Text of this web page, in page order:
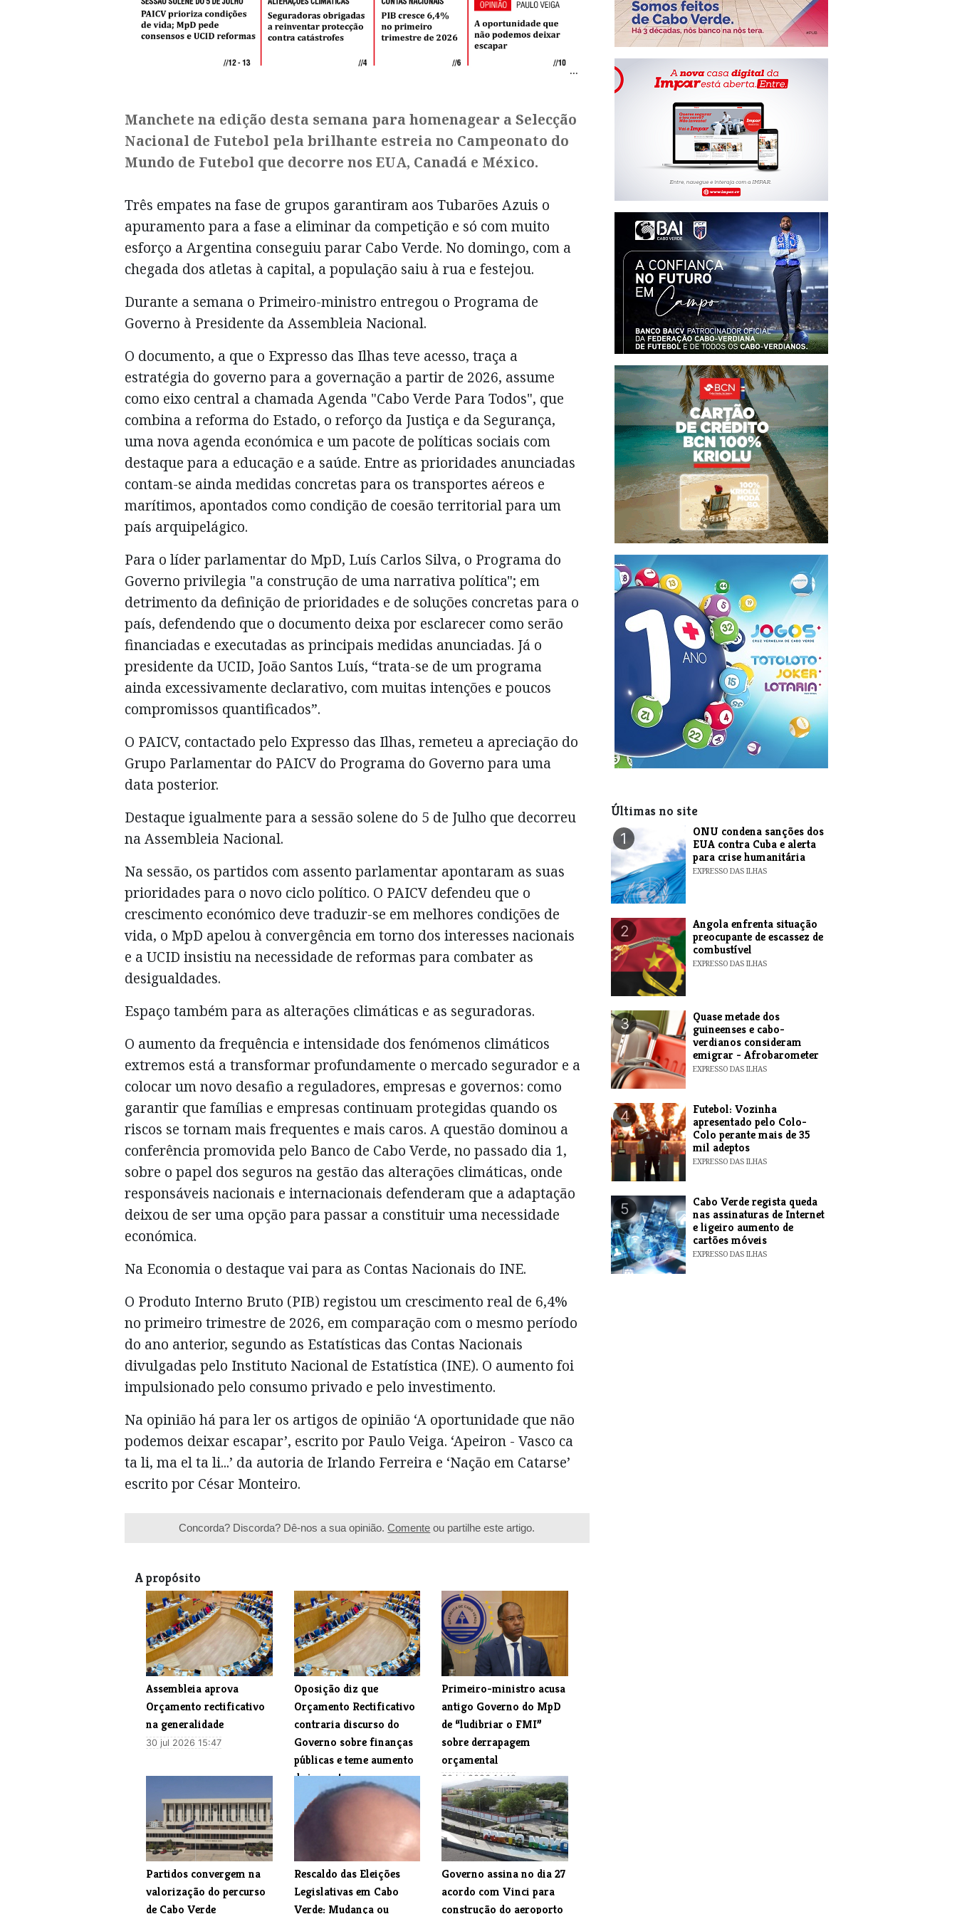
Manchete na edição desta semana para homenagear a Selecção
Nacional de Futebol pela brilhante estreia no Campeonato do
Mundo de Futebol que decorre nos EUA, Canadá e México.
Três empates na fase de grupos garantiram aos Tubarões Azuis o
apuramento para a fase a eliminar da competição e só com muito
esforço a Argentina conseguiu parar Cabo Verde. No domingo, com a
chegada dos atletas à capital, a população saiu à rua e festejou.
Durante a semana o Primeiro-ministro entregou o Programa de
Governo à Presidente da Assembleia Nacional.
O documento, a que o Expresso das Ilhas teve acesso, traça a
estratégia do governo para a governação a partir de 2026, assume
como eixo central a chamada Agenda "Cabo Verde Para Todos", que
combina a reforma do Estado, o reforço da Justiça e da Segurança,
uma nova agenda económica e um pacote de políticas sociais com
destaque para a educação e a saúde. Entre as prioridades anunciadas
contam-se ainda medidas concretas para os transportes aéreos e
marítimos, apontados como condição de coesão territorial para um
país arquipelágico.
Para o líder parlamentar do MpD, Luís Carlos Silva, o Programa do
Governo privilegia "a construção de uma narrativa política"; em
detrimento da definição de prioridades e de soluções concretas para o
país, defendendo que o documento deixa por esclarecer como serão
financiadas e executadas as principais medidas anunciadas. Já o
presidente da UCID, João Santos Luís, “trata-se de um programa
ainda excessivamente declarativo, com muitas intenções e poucos
compromissos quantificados”.
O PAICV, contactado pelo Expresso das Ilhas, remeteu a apreciação do
Grupo Parlamentar do PAICV do Programa do Governo para uma
data posterior.
Destaque igualmente para a sessão solene do 5 de Julho que decorreu
na Assembleia Nacional.
Na sessão, os partidos com assento parlamentar apontaram as suas
prioridades para o novo ciclo político. O PAICV defendeu que o
crescimento económico deve traduzir-se em melhores condições de
vida, o MpD apelou à convergência em torno dos interesses nacionais
e a UCID insistiu na necessidade de reformas para combater as
desigualdades.
Espaço também para as alterações climáticas e as seguradoras.
O aumento da frequência e intensidade dos fenómenos climáticos
extremos está a transformar profundamente o mercado segurador e a
colocar um novo desafio a reguladores, empresas e governos: como
garantir que famílias e empresas continuam protegidas quando os
riscos se tornam mais frequentes e mais caros. A questão dominou a
conferência promovida pelo Banco de Cabo Verde, no passado dia 1,
sobre o papel dos seguros na gestão das alterações climáticas, onde
responsáveis nacionais e internacionais defenderam que a adaptação
deixou de ser uma opção para passar a constituir uma necessidade
económica.
Na Economia o destaque vai para as Contas Nacionais do INE.
O Produto Interno Bruto (PIB) registou um crescimento real de 6,4%
no primeiro trimestre de 2026, em comparação com o mesmo período
do ano anterior, segundo as Estatísticas das Contas Nacionais
divulgadas pelo Instituto Nacional de Estatística (INE). O aumento foi
impulsionado pelo consumo privado e pelo investimento.
Na opinião há para ler os artigos de opinião ‘A oportunidade que não
podemos deixar escapar’, escrito por Paulo Veiga. ‘Apeiron - Vasco ca
ta li, ma el ta li...’ da autoria de Irlando Ferreira e ‘Nação em Catarse’
escrito por César Monteiro.
Concorda? Discorda? Dê-nos a sua opinião.Comente ou partilhe este artigo.
A propósito
Assembleia aprova
Orçamento rectificativo
na generalidade
30 jul 2026 15:47
Oposição diz que
Orçamento Rectificativo
contraria discurso do
Governo sobre finanças
públicas e teme aumento
de impostos
30 jul 2026 14:21
Primeiro-ministro acusa
antigo Governo do MpD
de “ludibriar o FMI”
sobre derrapagem
orçamental
30 jul 2026 14:19
Partidos convergem na
valorização do percurso
de Cabo Verde
Rescaldo das Eleições
Legislativas em Cabo
Verde: Mudança ou
Governo assina no dia 27
acordo com Vinci para
construção do aeroporto
Últimas no site
1
ONU condena sanções dos
EUA contra Cuba e alerta
para crise humanitária
EXPRESSO DAS ILHAS
2
Angola enfrenta situação
preocupante de escassez de
combustível
EXPRESSO DAS ILHAS
3
Quase metade dos
guineenses e cabo-
verdianos consideram
emigrar - Afrobarometer
EXPRESSO DAS ILHAS
4
Futebol: Vozinha
apresentado pelo Colo-
Colo perante mais de 35
mil adeptos
EXPRESSO DAS ILHAS
5
Cabo Verde regista queda
nas assinaturas de Internet
e ligeiro aumento de
cartões móveis
EXPRESSO DAS ILHAS